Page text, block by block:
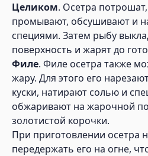
Целиком. Осетра
промывают, обсушивают и
специями. Затем рыбу
поверхность и жарят до
Филе. Филе осетра также
жару. Для этого его
куски, натирают солью и
обжаривают на жарочной
золотистой корочки.
При приготовлении осетра
передержать его на огне,